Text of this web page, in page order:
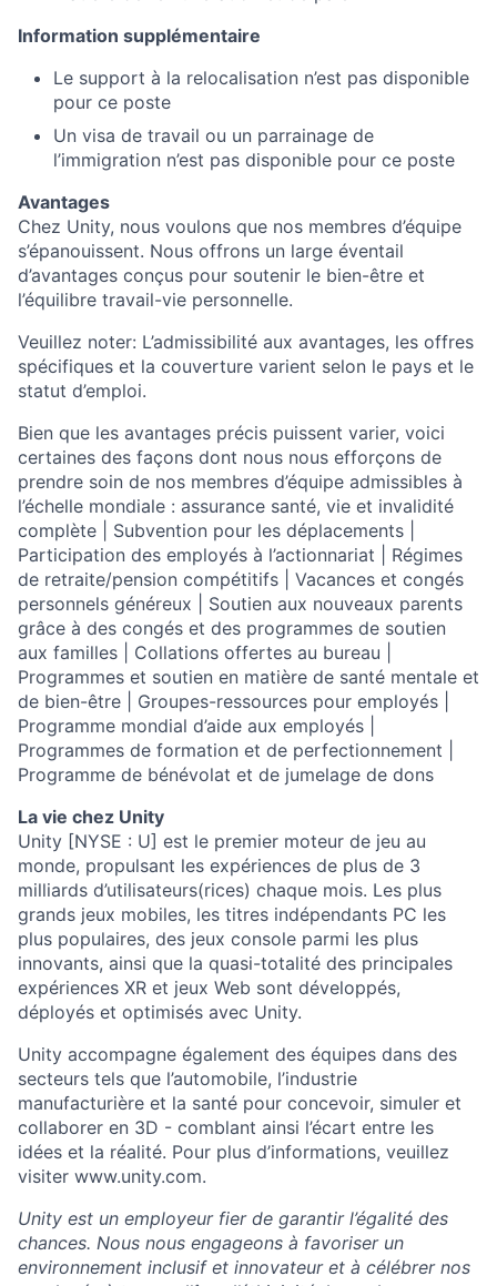
Information supplémentaire
Le support à la relocalisation n’est pas disponible
pour ce poste
Un visa de travail ou un parrainage de
l’immigration n’est pas disponible pour ce poste
Avantages
Chez Unity, nous voulons que nos membres d’équipe
s’épanouissent. Nous offrons un large éventail
d’avantages conçus pour soutenir le bien-être et
l’équilibre travail-vie personnelle.
Veuillez noter: L’admissibilité aux avantages, les offres
spécifiques et la couverture varient selon le pays et le
statut d’emploi.
Bien que les avantages précis puissent varier, voici
certaines des façons dont nous nous efforçons de
prendre soin de nos membres d’équipe admissibles à
l’échelle mondiale : assurance santé, vie et invalidité
complète | Subvention pour les déplacements |
Participation des employés à l’actionnariat | Régimes
de retraite/pension compétitifs | Vacances et congés
personnels généreux | Soutien aux nouveaux parents
grâce à des congés et des programmes de soutien
aux familles | Collations offertes au bureau |
Programmes et soutien en matière de santé mentale et
de bien-être | Groupes-ressources pour employés |
Programme mondial d’aide aux employés |
Programmes de formation et de perfectionnement |
Programme de bénévolat et de jumelage de dons
La vie chez Unity
Unity [NYSE : U] est le premier moteur de jeu au
monde, propulsant les expériences de plus de 3
milliards d’utilisateurs(rices) chaque mois. Les plus
grands jeux mobiles, les titres indépendants PC les
plus populaires, des jeux console parmi les plus
innovants, ainsi que la quasi-totalité des principales
expériences XR et jeux Web sont développés,
déployés et optimisés avec Unity.
Unity accompagne également des équipes dans des
secteurs tels que l’automobile, l’industrie
manufacturière et la santé pour concevoir, simuler et
collaborer en 3D - comblant ainsi l’écart entre les
idées et la réalité. Pour plus d’informations, veuillez
visiter www.unity.com.
Unity est un employeur fier de garantir l’égalité des
chances. Nous nous engageons à favoriser un
environnement inclusif et innovateur et à célébrer nos